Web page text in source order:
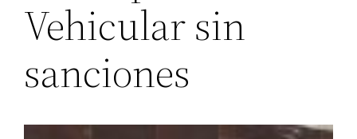
Vehicular sin
sanciones